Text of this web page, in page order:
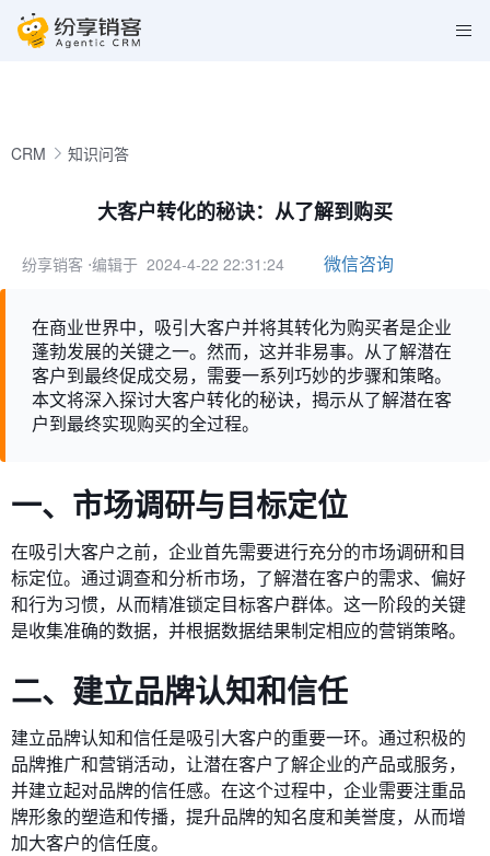
CRM 知识问答
大客户转化的秘诀：从了解到购买
纷享销客 ⋅编辑于 2024-4-22 22:31:24 微信咨询
在商业世界中，吸引大客户并将其转化为购买者是企业
蓬勃发展的关键之一。然而，这并非易事。从了解潜在
客户到最终促成交易，需要一系列巧妙的步骤和策略。
本文将深入探讨大客户转化的秘诀，揭示从了解潜在客
户到最终实现购买的全过程。
一、市场调研与目标定位
在吸引大客户之前，企业首先需要进行充分的市场调研和目
标定位。通过调查和分析市场，了解潜在客户的需求、偏好
和行为习惯，从而精准锁定目标客户群体。这一阶段的关键
是收集准确的数据，并根据数据结果制定相应的营销策略。
二、建立品牌认知和信任
建立品牌认知和信任是吸引大客户的重要一环。通过积极的
品牌推广和营销活动，让潜在客户了解企业的产品或服务，
并建立起对品牌的信任感。在这个过程中，企业需要注重品
牌形象的塑造和传播，提升品牌的知名度和美誉度，从而增
加大客户的信任度。